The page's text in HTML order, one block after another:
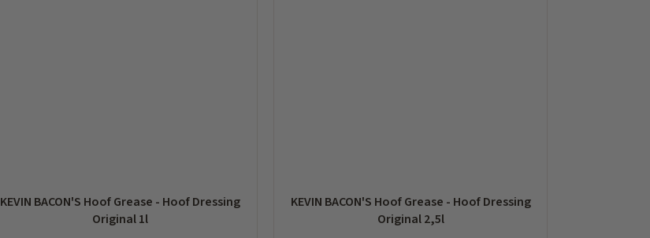
KEVIN BACON'S Hoof Grease - Hoof Dressing
Original 1l
KEVIN BACON'S Hoof Grease - Hoof Dressing
Original 2,5l